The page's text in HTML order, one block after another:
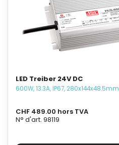
LED Treiber 24V DC
600W, 13.3A, IP67, 280x144x48.5mm
CHF 489.00 hors TVA
N° d'art. 98119